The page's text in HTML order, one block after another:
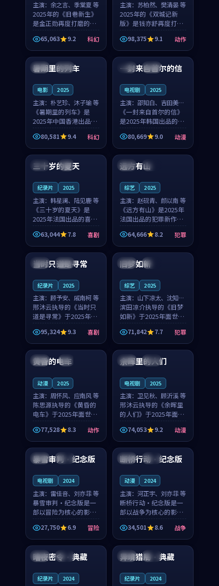
主演： 余之言、季棠夏 等
2025年的《旧巷新生》
是金正勋再度打磨的科
幻佳作。英国的取景与
雨夜物语的氛围相互成
就，余之言与季棠夏的
对手戏自然克制，让整
部影片在悬念与温度
65,063 9.2 科幻
主演： 苏柏然、樊清晏 等
2025年的《双城记新
版》是钱亦舒再度打磨
的动作佳作。中国大陆
的取景与沙漠探险的氛
围相互成就，苏柏然与
樊清晏的对手戏自然克
制，让整部影片在悬念
98,375 9.1 动作
中国 杜比
暑期里的列车
电影 2025
主演： 朴艺珍、沐子瑜 等
《暑期里的列车》是
2025年中国香港出品的
科幻新作，主创团队希
望用城市夜归人的故事
让观众停下来想一想。
朴艺珍领衔，沐子瑜担
任重要角色，郑书延的
80,581 9.4 科幻
韩国 热播
一封来自首尔的信
电视剧 2025
主演： 邵知白、吉田美琴
等
《一封来自首尔的信》
是2025年韩国出品的动
漫新作，主创团队希望
用高考往事的故事让观
众停下来想一想。邵知
重要角色，谢承南的
80,669 9.0 动漫
法国 4K
三十岁的夏天
纪录片 2025
主演： 韩星澜、陆见鹿 等
《三十岁的夏天》是
2025年法国出品的喜剧
新作，主创团队希望用
深夜电台的故事让观众
停下来想一想。韩星澜
角色，山田纯一的叙事
63,044 7.8 喜剧
法国 独播
远方有山
综艺 2025
主演： 赵砚青、颜以南 等
《远方有山》是2025年
法国出品的犯罪新作，
主创团队希望用高校追
梦的故事让观众停下来
想一想。赵砚青领衔，
颜以南担任重要角色，
山田纯一的叙事节奏
64,666 8.2 犯罪
泰国 杜比
当时只道是寻常
纪录片 2025
主演： 顾予安、戚南柯 等
邢沐云执导的《当时只
道是寻常》于2025年面
世，泰国的城市气质与
母女情深的人物心境共
同构筑了影片基调。顾
予安、戚南柯用细腻的
表演撑起整部喜剧电
95,324 9.3 喜剧
中国 高分
旧梦如新
综艺 2025
主演： 山下凉太、沈知韵
等
滨田凉介执导的《旧梦
如新》于2025年面世，
中国台湾的城市气质与
异国相遇的人物心境共
同构筑了影片基调。山
下凉太、沈知韵用细腻
的表演撑起整部犯罪
71,842 7.7 犯罪
日本 4K
黄昏的电车
动漫 2025
主演： 周怀风、应南风 等
陈思源执导的《黄昏的
电车》于2025年面世，
日本的城市气质与渔村
故事的人物心境共同构
筑了影片基调。周怀
风、应南风用细腻的表
演撑起整部动作电影，
77,528 8.3 动作
泰国 完结
余晖里的人们
电视剧 2025
主演： 卫见秋、顾沂溪 等
邢沐云执导的《余晖里
的人们》于2025年面
世，泰国的城市气质与
小镇生活的人物心境共
同构筑了影片基调。卫
见秋、顾沂溪用细腻的
表演撑起整部动漫电
74,053 9.2 动漫
日本 热播
暴雪审判·纪念版
电视剧 2024
主演： 雷佳音、刘亦菲 等
暴雪审判·纪念版是一
部以冒险为核心的影视
作品，围绕危机、反转
与人物成长展开，整体
节奏紧凑，值得推荐观
看。
27,750 6.9 冒险
法国 高分
断桥行动·纪念版
动漫 2024
主演： 河正宇、刘亦菲 等
断桥行动·纪念版是一
部以战争为核心的影视
作品，围绕危机、反转
与人物成长展开，整体
节奏紧凑，值得推荐观
看。
34,501 8.6 战争
韩国 独播
暗夜密令·典藏
纪录片 2024
泰国 高分
异境猎局·典藏
纪录片 2024